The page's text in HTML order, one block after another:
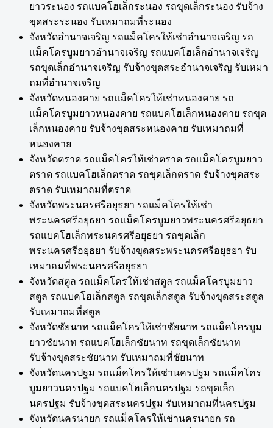
ยาวระนอง รถแบคโฮเล็กระนอง รถขุดเล็กระนอง รับจ้าง
ขุดสระระนอง รับเหมาถมที่ระนอง
จังหวัดอำนาจเจริญ รถแม็คโครให้เช่าอำนาจเจริญ รถ
แม็คโครบูมยาวอำนาจเจริญ รถแบคโฮเล็กอำนาจเจริญ
รถขุดเล็กอำนาจเจริญ รับจ้างขุดสระอำนาจเจริญ รับเหมา
ถมที่อำนาจเจริญ
จังหวัดหนองคาย รถแม็คโครให้เช่าหนองคาย รถ
แม็คโครบูมยาวหนองคาย รถแบคโฮเล็กหนองคาย รถขุด
เล็กหนองคาย รับจ้างขุดสระหนองคาย รับเหมาถมที่
หนองคาย
จังหวัดตราด รถแม็คโครให้เช่าตราด รถแม็คโครบูมยาว
ตราด รถแบคโฮเล็กตราด รถขุดเล็กตราด รับจ้างขุดสระ
ตราด รับเหมาถมที่ตราด
จังหวัดพระนครศรีอยุธยา รถแม็คโครให้เช่า
พระนครศรีอยุธยา รถแม็คโครบูมยาวพระนครศรีอยุธยา
รถแบคโฮเล็กพระนครศรีอยุธยา รถขุดเล็ก
พระนครศรีอยุธยา รับจ้างขุดสระพระนครศรีอยุธยา รับ
เหมาถมที่พระนครศรีอยุธยา
จังหวัดสตูล รถแม็คโครให้เช่าสตูล รถแม็คโครบูมยาว
สตูล รถแบคโฮเล็กสตูล รถขุดเล็กสตูล รับจ้างขุดสระสตูล
รับเหมาถมที่สตูล
จังหวัดชัยนาท รถแม็คโครให้เช่าชัยนาท รถแม็คโครบูม
ยาวชัยนาท รถแบคโฮเล็กชัยนาท รถขุดเล็กชัยนาท
รับจ้างขุดสระชัยนาท รับเหมาถมที่ชัยนาท
จังหวัดนครปฐม รถแม็คโครให้เช่านครปฐม รถแม็คโคร
บูมยาวนครปฐม รถแบคโฮเล็กนครปฐม รถขุดเล็ก
นครปฐม รับจ้างขุดสระนครปฐม รับเหมาถมที่นครปฐม
จังหวัดนครนายก รถแม็คโครให้เช่านครนายก รถ